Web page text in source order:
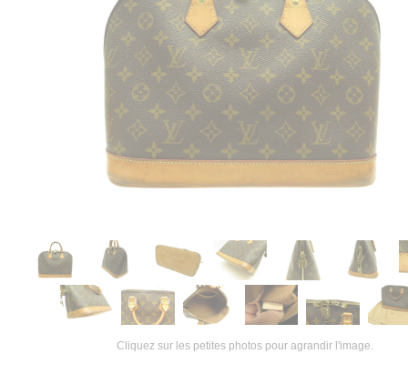
Cliquez sur les petites photos pour agrandir l'image.